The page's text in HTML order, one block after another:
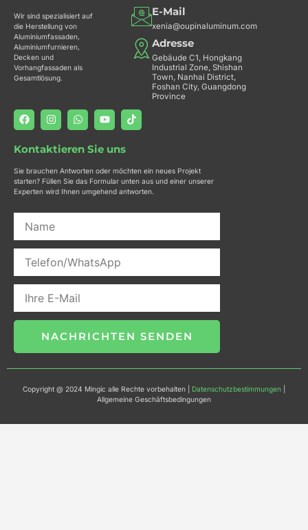
Wir sind spezialisiert auf
die Herstellung von
Aluminiumfassaden,
Aluminiumfurnieren,
Decken und
Vorhangfassaden als
Gesamtlösung.
F
a
c
e
b
o
o
k
I
n
s
t
a
r
a
m
W
h
a
t
s
p
p
Y
o
u
u
b
e
T
i
k
E-Mail
xenia@oupinaluminum.com
Adresse
Gebäude C1, Hongkang
Industrial Zone, Shishan
Town, Nanhai District,
Foshan City, Guangdong
Province
Kontaktieren Sie uns
Sie brauchen Antworten oder möchten ein neues Projekt
starten? Füllen Sie das Formular unten aus und einer unserer
Experten wird Ihnen umgehend antworten.
NACHRICHTEN SENDEN
Copyright @ 2024 Mingic alle Rechte vorbehalten | Datenschutzbestimmungen
Allgemeine Geschäftsbedingungen